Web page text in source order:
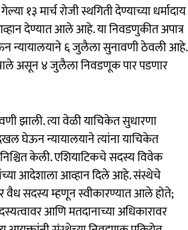
१३ मार्च रोजी स्थगिती देण्याच्या धर्मादाय
देण्यात आले आहे. या निवडणुकीत अपात्र
न्यायालयाने ६ जुलैला सुनावणी ठेवली आहे.
असून ४ जुलैला निवडणूक पार पडणार
झाली. त्या वेळी याचिकेत सुधारणा
घेऊन न्यायालयाने त्यांना याचिकेत
केली. एशियाटिकचे सदस्य विवेक
आदेशाला आव्हान दिले आहे. संस्थेचे
सदस्य म्हणून स्वीकारण्यात आले होते;
आणि मतदानाच्या अधिकारावर